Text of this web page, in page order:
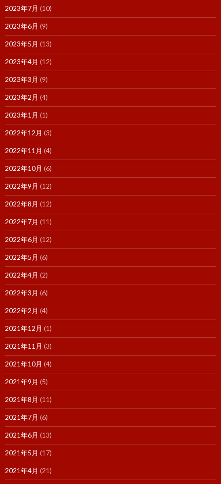
2023年7月 (10)
2023年6月 (9)
2023年5月 (13)
2023年4月 (12)
2023年3月 (9)
2023年2月 (4)
2023年1月 (1)
2022年12月 (3)
2022年11月 (4)
2022年10月 (6)
2022年9月 (12)
2022年8月 (12)
2022年7月 (11)
2022年6月 (12)
2022年5月 (6)
2022年4月 (2)
2022年3月 (6)
2022年2月 (4)
2021年12月 (1)
2021年11月 (3)
2021年10月 (4)
2021年9月 (5)
2021年8月 (11)
2021年7月 (6)
2021年6月 (13)
2021年5月 (17)
2021年4月 (21)